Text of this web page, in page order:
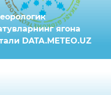
ягона
DATA.METEO.UZ